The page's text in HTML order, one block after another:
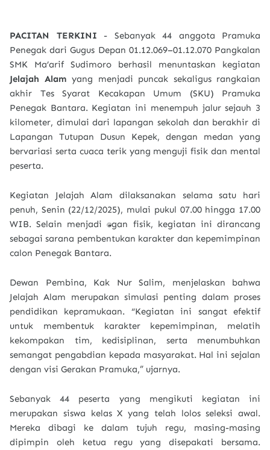
PACITAN TERKINI - Sebanyak 44 anggota Pramuka
Penegak dari Gugus Depan 01.12.069–01.12.070 Pangkalan
SMK Ma’arif Sudimoro berhasil menuntaskan kegiatan
Jelajah Alam yang menjadi puncak sekaligus rangkaian
akhir Tes Syarat Kecakapan Umum (SKU) Pramuka
Penegak Bantara. Kegiatan ini menempuh jalur sejauh 3
kilometer, dimulai dari lapangan sekolah dan berakhir di
Lapangan Tutupan Dusun Kepek, dengan medan yang
bervariasi serta cuaca terik yang menguji fisik dan mental
peserta.
Kegiatan Jelajah Alam dilaksanakan selama satu hari
penuh, Senin (22/12/2025), mulai pukul 07.00 hingga 17.00
WIB. Selain menjadi tantangan fisik, kegiatan ini dirancang
sebagai sarana pembentukan karakter dan kepemimpinan
calon Penegak Bantara.
Dewan Pembina, Kak Nur Salim, menjelaskan bahwa
Jelajah Alam merupakan simulasi penting dalam proses
pendidikan kepramukaan. “Kegiatan ini sangat efektif
untuk membentuk karakter kepemimpinan, melatih
kekompakan tim, kedisiplinan, serta menumbuhkan
semangat pengabdian kepada masyarakat. Hal ini sejalan
dengan visi Gerakan Pramuka,” ujarnya.
Sebanyak 44 peserta yang mengikuti kegiatan ini
merupakan siswa kelas X yang telah lolos seleksi awal.
Mereka dibagi ke dalam tujuh regu, masing-masing
dipimpin oleh ketua regu yang disepakati bersama.